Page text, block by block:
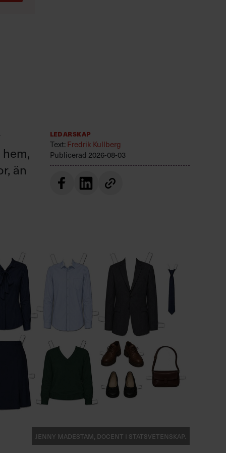
än
Ledarskap
Text:Fredrik Kullberg
Publicerad 2026-08-03
Jenny Madestam, docent i statsvetenskap.